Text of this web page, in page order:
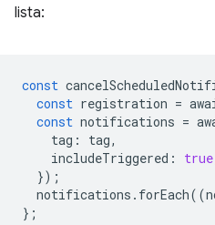
lista:
const
const registration =
const notifications =
tag : tag,
includeTriggered : true
});
notifications . forEach((
};